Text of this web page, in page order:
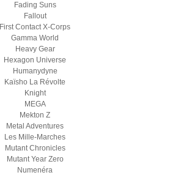
Fading Suns
Fallout
First Contact X-Corps
Gamma World
Heavy Gear
Hexagon Universe
Humanydyne
Kaïsho La Révolte
Knight
MEGA
Mekton Z
Metal Adventures
Les Mille-Marches
Mutant Chronicles
Mutant Year Zero
Numenéra